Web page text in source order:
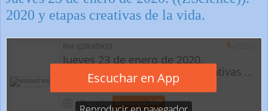
2020 y etapas creativas de la vida.